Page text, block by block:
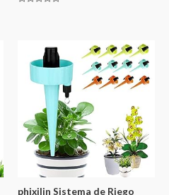
phixilin Sistema de Riego